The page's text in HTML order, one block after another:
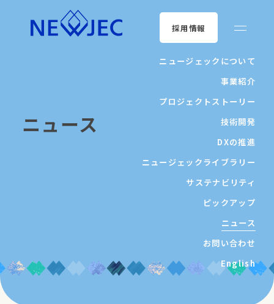
採用情報
ニュージェックについて
事業紹介
プロジェクトストーリー
技術開発
DXの推進
ニュージェックライブラリー
サステナビリティ
ピックアップ
ニュース
お問い合わせ
English
ニュース